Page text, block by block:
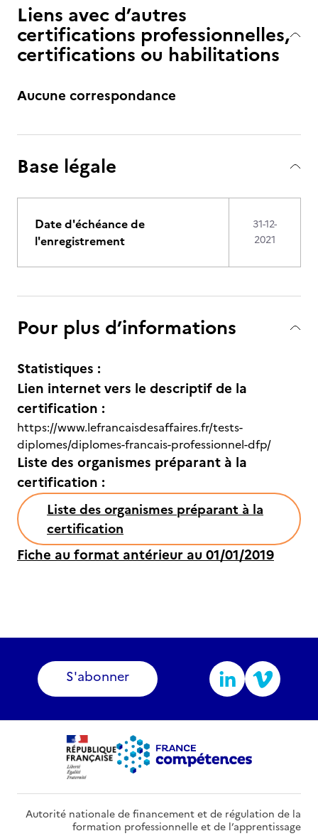
Liens avec d’autres
certifications professionnelles,
certifications ou habilitations
Aucune correspondance
Base légale
Date d'échéance de
l'enregistrement
31-12-
2021
Pour plus d’informations
Statistiques :
Lien internet vers le descriptif de la
certification :
https://www.lefrancaisdesaffaires.fr/tests-
diplomes/diplomes-francais-professionnel-dfp/
Liste des organismes préparant à la
certification :
Liste des organismes préparant à la
certification
Fiche au format antérieur au 01/01/2019
S'abonner
Autorité nationale de financement et de régulation de la
formation professionnelle et de l’apprentissage